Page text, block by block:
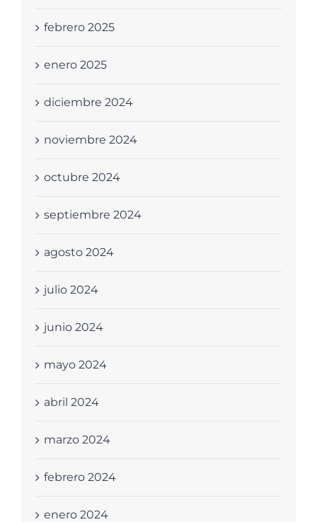
febrero 2025
enero 2025
diciembre 2024
noviembre 2024
octubre 2024
septiembre 2024
agosto 2024
julio 2024
junio 2024
mayo 2024
abril 2024
marzo 2024
febrero 2024
enero 2024